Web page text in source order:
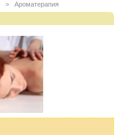
> Ароматерапия